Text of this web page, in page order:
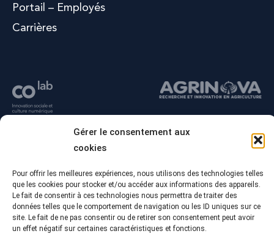
Gérer le consentement aux
cookies
Pour offrir les meilleures expériences, nous utilisons des technologies telles
que les cookies pour stocker et/ou accéder aux informations des appareils.
Le fait de consentir à ces technologies nous permettra de traiter des
données telles que le comportement de navigation ou les ID uniques sur ce
site. Le fait de ne pas consentir ou de retirer son consentement peut avoir
un effet négatif sur certaines caractéristiques et fonctions.
Portail – Employés
Carrières
© Tous droits réservés - Collège Alma